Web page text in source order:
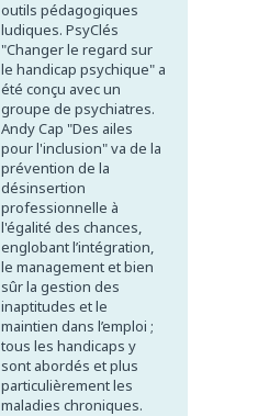
outils pédagogiques
ludiques. PsyClés
"Changer le regard sur
le handicap psychique" a
été conçu avec un
groupe de psychiatres.
Andy Cap "Des ailes
pour l'inclusion" va de la
prévention de la
désinsertion
professionnelle à
l'égalité des chances,
englobant l’intégration,
le management et bien
sûr la gestion des
inaptitudes et le
maintien dans l’emploi ;
tous les handicaps y
sont abordés et plus
particulièrement les
maladies chroniques.